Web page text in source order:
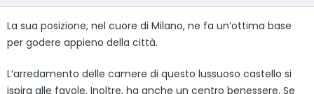
La sua posizione, nel cuore di Milano, ne fa un’ottima base
per godere appieno della città.
L’arredamento delle camere di questo lussuoso castello si
ispira alle favole. Inoltre, ha anche un centro benessere. Se